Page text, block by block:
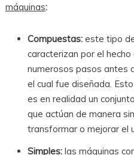
máquinas:
Compuestas: este tipo
caracterizan por el
numerosos pasos antes
el cual fue diseñada.
es en realidad un
que actúan de manera
transformar o mejorar el
Simples:las máquinas